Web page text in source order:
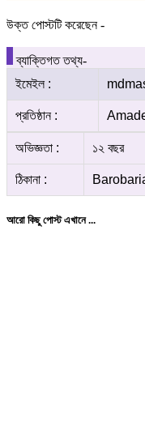
উক্ত পোস্টটি করেছেন -
ব্যাক্তিগত তথ্য-
ইমেইল :
প্রতিষ্ঠান :
অভিজ্ঞতা : ১২ বছর
ঠিকানা :
আরো কিছু পোস্ট এখানে ...